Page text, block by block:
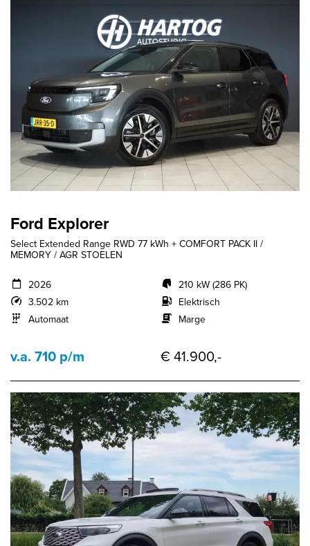
Ford Explorer
Select Extended Range RWD 77 kWh + COMFORT PACK II /
MEMORY / AGR STOELEN
2026
3.502 km
Automaat
210 kW (286 PK)
Elektrisch
Marge
v.a. 710 p/m € 41.900,-